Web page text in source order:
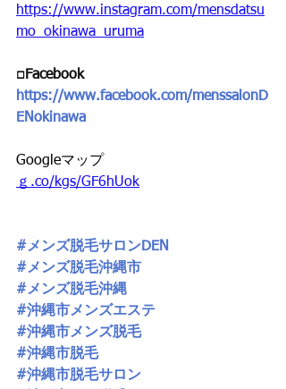
https://www.instagram.com/mensdatsu
mo_okinawa_uruma
□Facebook
https://www.facebook.com/menssalonD
ENokinawa
Googleマップ
ｇ.co/kgs/GF6hUok
#メンズ脱毛サロンDEN
#メンズ脱毛沖縄市
#メンズ脱毛沖縄
#沖縄市メンズエステ
#沖縄市メンズ脱毛
#沖縄市脱毛
#沖縄市脱毛サロン